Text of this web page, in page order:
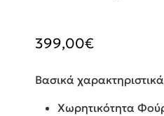
399,00€
Βασικά
Χωρητικότητα